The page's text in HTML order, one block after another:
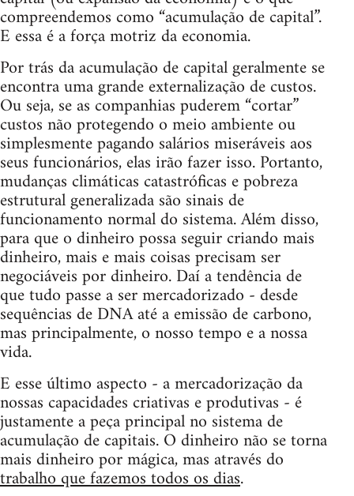
compreendemos como “acumulação de capital”.
E essa é a força motriz da economia.
Por trás da acumulação de capital geralmente se
encontra uma grande externalização de custos.
Ou seja, se as companhias puderem “cortar”
custos não protegendo o meio ambiente ou
simplesmente pagando salários miseráveis aos
seus funcionários, elas irão fazer isso. Portanto,
mudanças climáticas catastróficas e pobreza
estrutural generalizada são sinais de
funcionamento normal do sistema. Além disso,
para que o dinheiro possa seguir criando mais
dinheiro, mais e mais coisas precisam ser
negociáveis por dinheiro. Daí a tendência de
que tudo passe a ser mercadorizado - desde
sequências de DNA até a emissão de carbono,
mas principalmente, o nosso tempo e a nossa
vida.
E esse último aspecto - a mercadorização da
nossas capacidades criativas e produtivas - é
justamente a peça principal no sistema de
acumulação de capitais. O dinheiro não se torna
mais dinheiro por mágica, mas através do
trabalho que fazemos todos os dias.